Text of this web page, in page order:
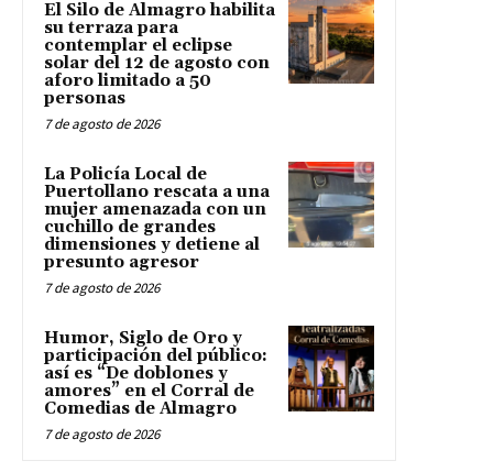
El Silo de Almagro habilita
su terraza para
contemplar el eclipse
solar del 12 de agosto con
aforo limitado a 50
personas
7 de agosto de 2026
La Policía Local de
Puertollano rescata a una
mujer amenazada con un
cuchillo de grandes
dimensiones y detiene al
presunto agresor
7 de agosto de 2026
Humor, Siglo de Oro y
participación del público:
así es “De doblones y
amores” en el Corral de
Comedias de Almagro
7 de agosto de 2026